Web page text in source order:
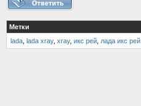
Метки
lada lada xray, xray, икс рей лада икс рей